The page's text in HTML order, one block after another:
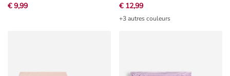
€ 9,99 € 12,99
+3 autres couleurs